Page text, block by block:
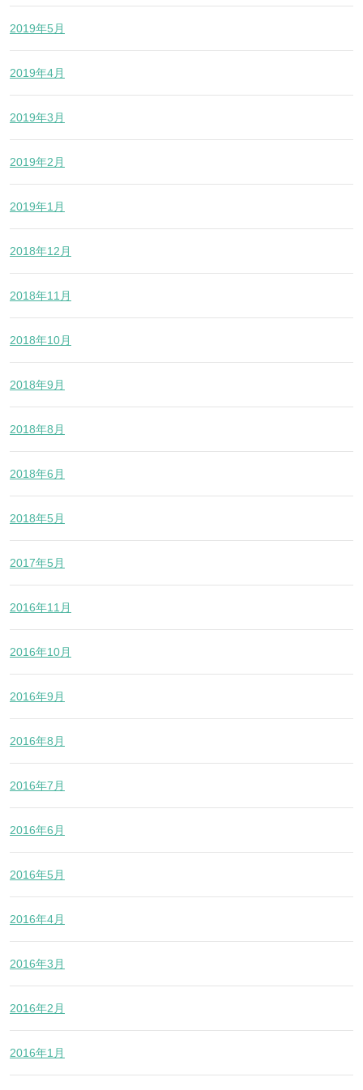
2019年5月
2019年4月
2019年3月
2019年2月
2019年1月
2018年12月
2018年11月
2018年10月
2018年9月
2018年8月
2018年6月
2018年5月
2017年5月
2016年11月
2016年10月
2016年9月
2016年8月
2016年7月
2016年6月
2016年5月
2016年4月
2016年3月
2016年2月
2016年1月